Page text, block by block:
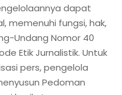
dapat
memenuhi fungsi, hak,
Undang Nomor 40
Etik Jurnalistik. Untuk
pers, pengelola
Pedoman